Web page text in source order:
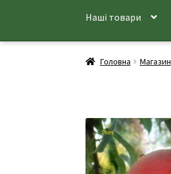
Наші товари
Головна Магазин